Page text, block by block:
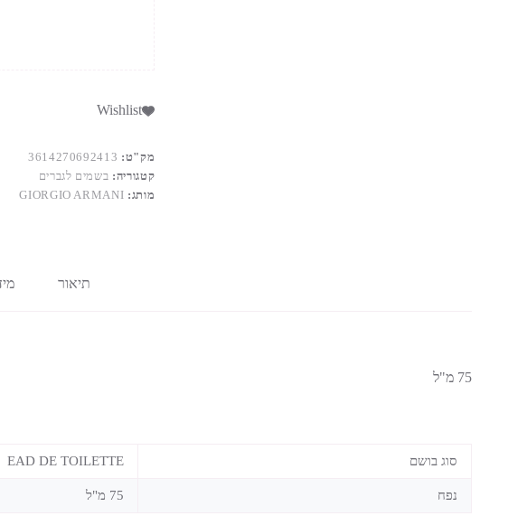
Wishlist
מק"ט: 3614270692413
קטגוריה: בשמים לגברים
מותג: GIORGIO ARMANI
תיאור
75 מ"ל
סוג בושם EAD DE TOILETTE
נפח 75 מ"ל